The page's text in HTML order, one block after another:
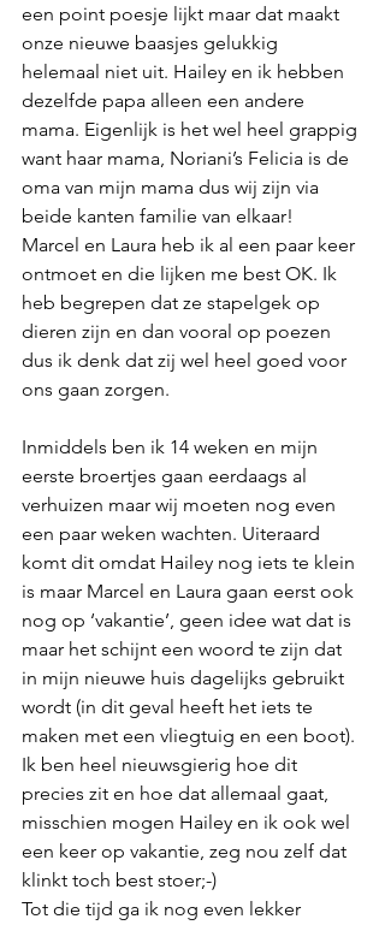
een point poesje lijkt maar dat maakt
onze nieuwe baasjes gelukkig
helemaal niet uit. Hailey en ik hebben
dezelfde papa alleen een andere
mama. Eigenlijk is het wel heel grappig
want haar mama, Noriani’s Felicia is de
oma van mijn mama dus wij zijn via
beide kanten familie van elkaar!
Marcel en Laura heb ik al een paar keer
ontmoet en die lijken me best OK. Ik
heb begrepen dat ze stapelgek op
dieren zijn en dan vooral op poezen
dus ik denk dat zij wel heel goed voor
ons gaan zorgen.
Inmiddels ben ik 14 weken en mijn
eerste broertjes gaan eerdaags al
verhuizen maar wij moeten nog even
een paar weken wachten. Uiteraard
komt dit omdat Hailey nog iets te klein
is maar Marcel en Laura gaan eerst ook
nog op ‘vakantie’, geen idee wat dat is
maar het schijnt een woord te zijn dat
in mijn nieuwe huis dagelijks gebruikt
wordt (in dit geval heeft het iets te
maken met een vliegtuig en een boot).
Ik ben heel nieuwsgierig hoe dit
precies zit en hoe dat allemaal gaat,
misschien mogen Hailey en ik ook wel
een keer op vakantie, zeg nou zelf dat
klinkt toch best stoer;-)
Tot die tijd ga ik nog even lekker